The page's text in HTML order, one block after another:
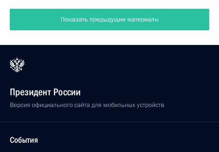
Показать предыдущие материалы
Президент России
Версия официального сайта для мобильных устройств
События